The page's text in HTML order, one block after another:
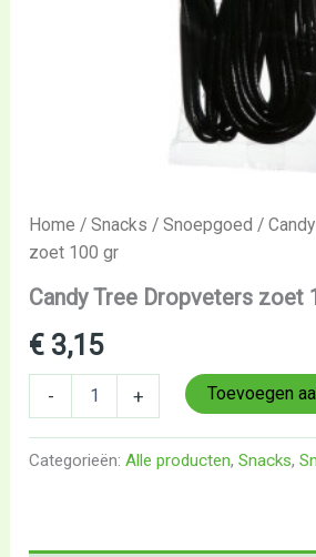
Home /Snacks /Snoepgoed /
zoet 100 gr
Candy Tree Dropveters zoet
€ 3,15
- + Toevoegen
Categorieën:Alle producten,Snacks,